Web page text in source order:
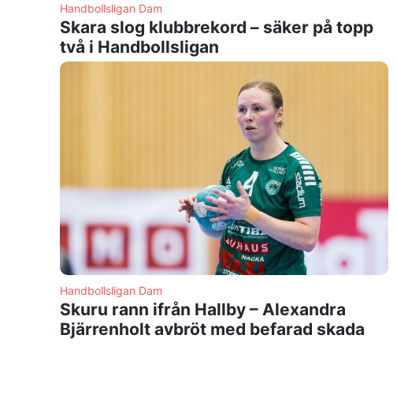
Handbollsligan Dam
Skara slog klubbrekord – säker på topp
två i Handbollsligan
Handbollsligan Dam
Skuru rann ifrån Hallby – Alexandra
Bjärrenholt avbröt med befarad skada